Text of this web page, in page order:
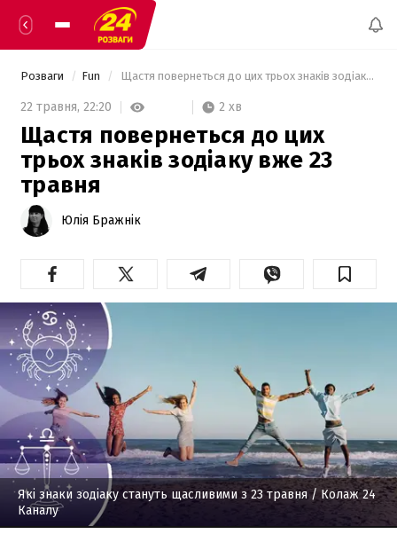
Розваги Fun Щастя повернеться до цих трьох знаків зодіаку вже 23 травня
22 травня, 22:20 2 хв
Щастя повернеться до цих
трьох знаків зодіаку вже 23
травня
Юлія Бражнік
Які знаки зодіаку стануть щасливими з 23 травня/ Колаж 24
Каналу